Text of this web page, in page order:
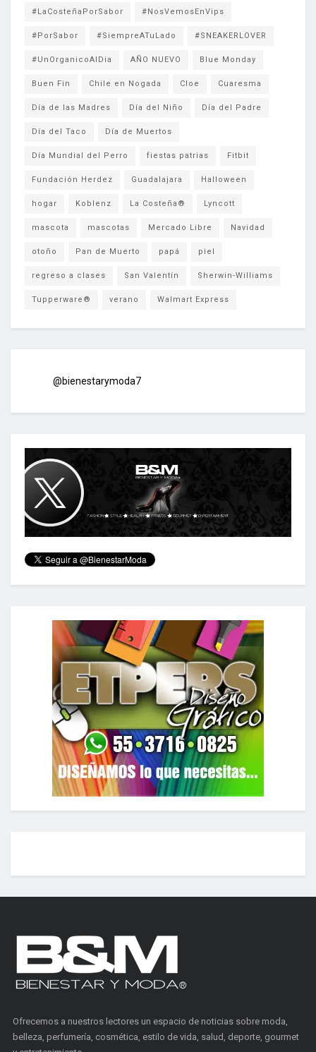
#LaCosteñaPorSabor #NosVemosEnVips
#PorSabor #SiempreATuLado #SNEAKERLOVER
#UnOrganicoAlDia AÑO NUEVO Blue Monday
Buen Fin Chile en Nogada Cloe Cuaresma
Día de las Madres Día del Niño Día del Padre
Día del Taco Día de Muertos
Día Mundial del Perro fiestas patrias Fitbit
Fundación Herdez Guadalajara Halloween
hogar Koblenz La Costeña® Lyncott
mascota mascotas Mercado Libre Navidad
otoño Pan de Muerto papá piel
regreso a clases San Valentín Sherwin-Williams
Tupperware® verano Walmart Express
@bienestarymoda7
Ofrecemos a nuestros lectores un espacio de noticias sobre moda,
belleza, perfumería, cosmética, estilo de vida, salud, deporte, gourmet